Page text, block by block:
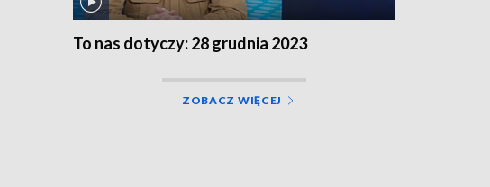
To nas dotyczy: 28 grudnia 2023
ZOBACZ WIĘCEJ